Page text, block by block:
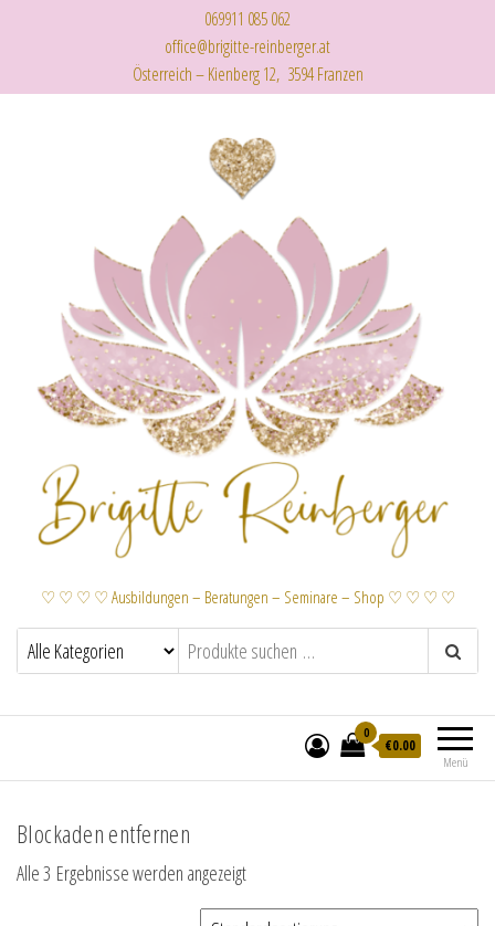
069911 085 062
office@brigitte-reinberger.at
Österreich – Kienberg 12, 3594 Franzen
♡ ♡ ♡ ♡ Ausbildungen – Beratungen – Seminare – Shop ♡ ♡ ♡ ♡
Menü
0
€0.00
Blockaden entfernen
Alle 3 Ergebnisse werden angezeigt